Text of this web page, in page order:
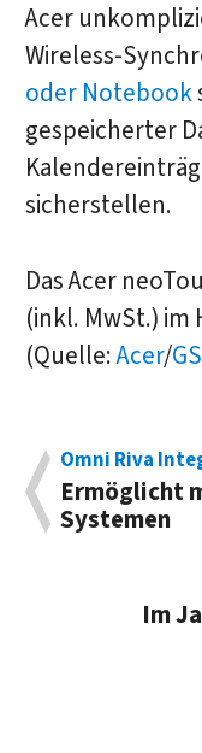
Acer
Wireless-
oder Notebook
gespeicherter
sicherstellen.
Das Acer
(inkl. MwSt.) im
(Quelle:Acer/
Omni Riva
Ermöglicht
Systemen
Im